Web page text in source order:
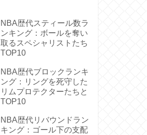
NBA歴代スティール数ラ
ンキング：ボールを奪い
取るスペシャリストたち
TOP10
NBA歴代ブロックランキ
ング：リングを死守した
リムプロテクターたちと
TOP10
NBA歴代リバウンドラン
キング：ゴール下の支配